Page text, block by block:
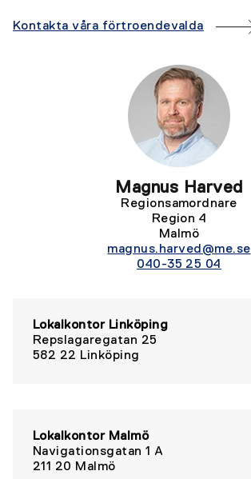
Lokalkontor Linköping
Repslagaregatan 25
582 22 Linköping
Lokalkontor Malmö
Navigationsgatan 1 A
211 20 Malmö
Magnus Harved
Regionsamordnare
Region 4
Malmö
magnus.harved@me.se
040-35 25 04
Kontakta våra förtroendevalda